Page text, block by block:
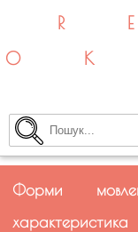
Форми
характеристика